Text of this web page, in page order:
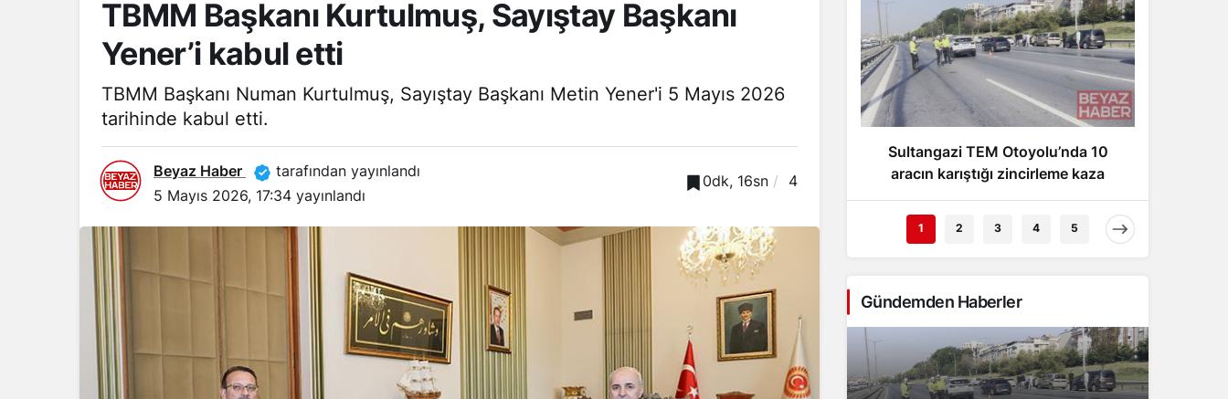
Gündüz modunu seçin.
Gece Modu
Gece modunu seçin.
Sistem Modu
Sistem modunu seçin.
TBMM Başkanı Kurtulmuş, Sayıştay Başkanı
Yener’i kabul etti
TBMM Başkanı Numan Kurtulmuş, Sayıştay Başkanı Metin Yener'i 5 Mayıs 2026
tarihinde kabul etti.
Beyaz Haber
tarafından yayınlandı
5 Mayıs 2026, 17:34 yayınlandı
0dk, 16sn 4
Sultangazi TEM Otoyolu’nda 10
aracın karıştığı zincirleme kaza
1 2 3 4 5
Gündemden Haberler